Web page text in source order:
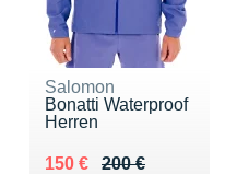
Salomon
Bonatti Waterproof
Herren
200 €
Au lieu de 200 €
150 €
Vendu 150 €